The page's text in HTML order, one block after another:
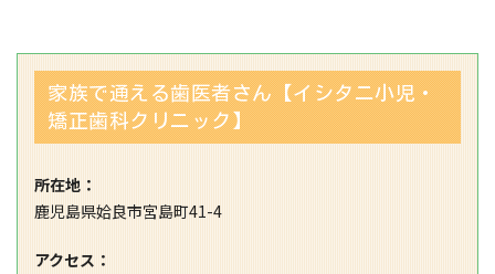
家族で通える歯医者さん【イシタニ小児・
矯正歯科クリニック】
所在地：
鹿児島県姶良市宮島町41-4
アクセス：